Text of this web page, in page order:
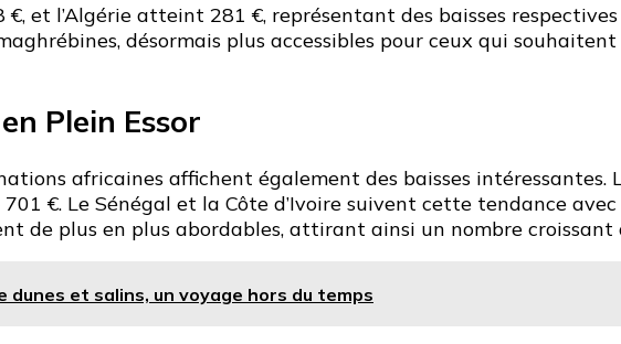
et l’Algérie atteint 281 €, représentant des baisses
désormais plus accessibles pour ceux qui
Plein Essor
africaines affichent également des baisses intéressantes.
€. Le Sénégal et la Côte d’Ivoire suivent cette tendance avec
de plus en plus abordables, attirant ainsi un nombre croissant
dunes et salins, un voyage hors du temps